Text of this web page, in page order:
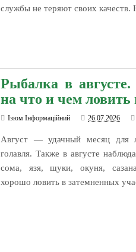
службы не теряют своих качеств.
Рыбалка в
на что и чем ловить
Ізюм Інформаційний 26.07.2026
Август — удачный месяц для
голавля. Также в августе
сома, язя, щуки, окуня,
хорошо ловить в затемненных